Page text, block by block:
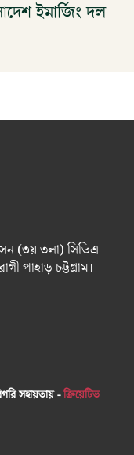
ইমার্জিং দল
(৩য় তলা) সিডিএ
পাহাড় চট্টগ্রাম।
সহায়তায় -ক্রিয়েটিভ